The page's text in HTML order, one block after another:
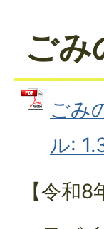
ごみ
ごみ
ル:
【令和